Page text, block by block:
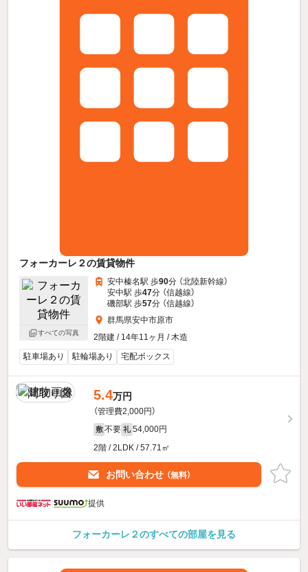
フォーカーレ２の賃貸物件
すべての写真
安中榛名駅 歩90分 （北陸新幹線）
安中駅 歩47分 （信越線）
磯部駅 歩57分 （信越線）
群馬県安中市原市
2階建 / 14年11ヶ月 / 木造
駐車場あり
駐輪場あり 宅配ボックス
5.4万円
（管理費2,000円）
敷 不要 礼 54,000円
2階 / 2LDK / 57.71㎡
お問い合わせ （無料）
提供
フォーカーレ２のすべての部屋を見る